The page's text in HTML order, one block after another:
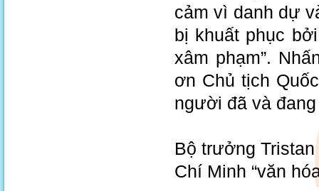
cảm vì danh dự
bị khuất phục
xâm phạm”.
ơn Chủ tịch
người đã và
Bộ trưởng
Chí Minh “văn